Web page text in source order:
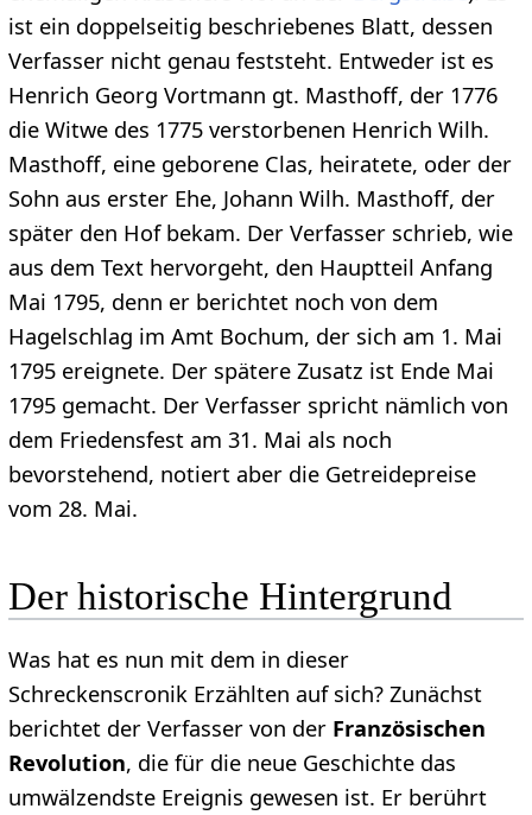
ist ein doppelseitig beschriebenes Blatt, dessen
Verfasser nicht genau feststeht. Entweder ist es
Henrich Georg Vortmann gt. Masthoff, der 1776
die Witwe des 1775 verstorbenen Henrich Wilh.
Masthoff, eine geborene Clas, heiratete, oder der
Sohn aus erster Ehe, Johann Wilh. Masthoff, der
später den Hof bekam. Der Verfasser schrieb, wie
aus dem Text hervorgeht, den Hauptteil Anfang
Mai 1795, denn er berichtet noch von dem
Hagelschlag im Amt Bochum, der sich am 1. Mai
1795 ereignete. Der spätere Zusatz ist Ende Mai
1795 gemacht. Der Verfasser spricht nämlich von
dem Friedensfest am 31. Mai als noch
bevorstehend, notiert aber die Getreidepreise
vom 28. Mai.
Der historische Hintergrund
Was hat es nun mit dem in dieser
Schreckenscronik Erzählten auf sich? Zunächst
berichtet der Verfasser von der Französischen
Revolution, die für die neue Geschichte das
umwälzendste Ereignis gewesen ist. Er berührt